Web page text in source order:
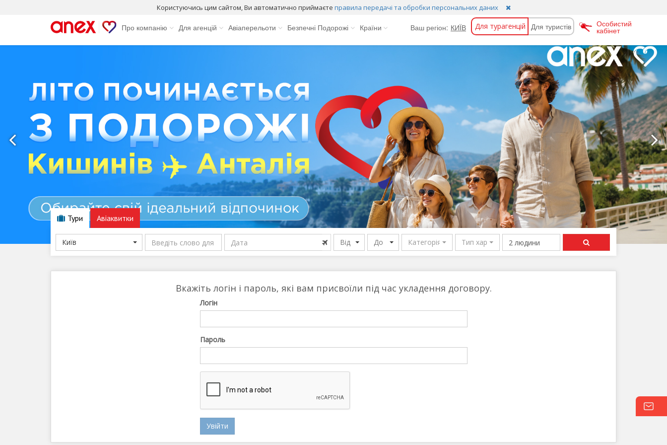
Користуючись цим сайтом, Ви автоматично приймаєте правила передачі та обробки персональних даних
Про компанію Для агенцій Авіаперельоти Безпечні Подорожі Країни
Болгарія
В`єтнам
Греція
Грузія
Домінікана
Єгипет
Ізраїль
Індія
Індонезія
Іспанія
Італія
Китай
Кіпр
Маврикій
Мальдіви
Мальта
Марокко
Мексика
ОАЕ
Португалія
Таїланд
Танзанія
Туніс
Туреччина
Хорватія
Чехія
Чорногорія
Швейцарія
Шрі-Ланка
Ваш регіон: КИЇВ Для турагенцій Для туристів Особистий
кабінет
Тури Авіаквитки
Київ Від До Категорія Тип харчування
Вкажіть логін і пароль, які вам присвоїли під час укладення договору.
Логін
Пароль
Увійти